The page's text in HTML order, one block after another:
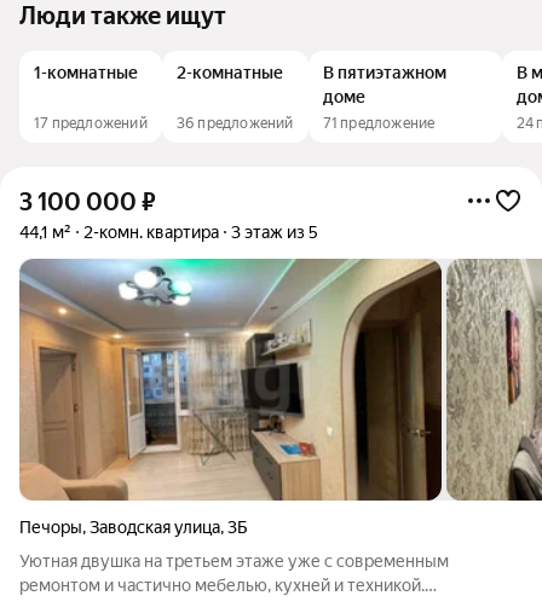
Люди также ищут
1-комнатные
17 предложений
2-комнатные
36 предложений
В пятиэтажном
доме
71 предложение
В
24
3 100 000 ₽
44,1 м² 2-комн. квартира 3 этаж из 5
Печоры,Заводская улица,3Б
Уютная двушка на третьем этаже уже с современным
ремонтом и частично мебелью, кухней и техникой.